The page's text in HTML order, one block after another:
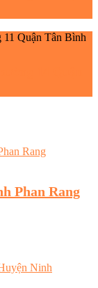
Phan Rang